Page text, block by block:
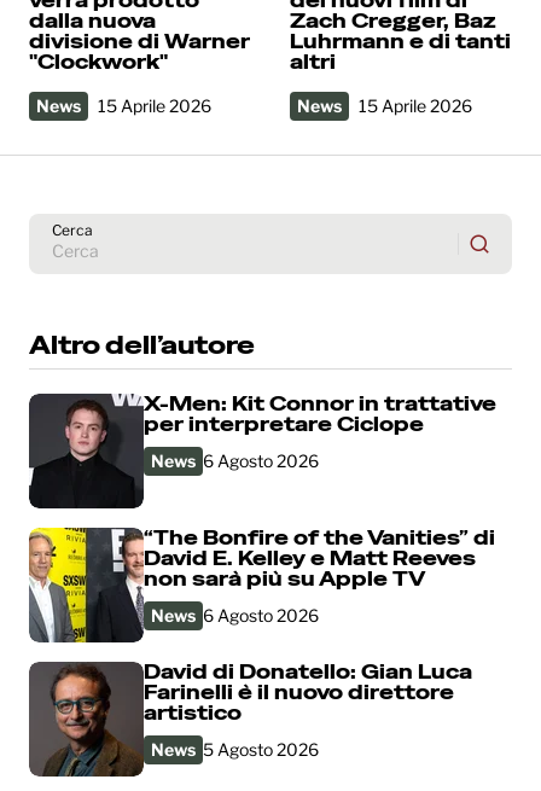
dalla nuova
divisione di Warner
"Clockwork"
News 15 Aprile 2026
Zach Cregger, Baz
Luhrmann e di tanti
altri
News 15 Aprile 2026
Cerca
Altro dell’autore
X-Men: Kit Connor in trattative
per interpretare Ciclope
News 6 Agosto 2026
“The Bonfire of the Vanities” di
David E. Kelley e Matt Reeves
non sarà più su Apple TV
News 6 Agosto 2026
David di Donatello: Gian Luca
Farinelli è il nuovo direttore
artistico
News 5 Agosto 2026